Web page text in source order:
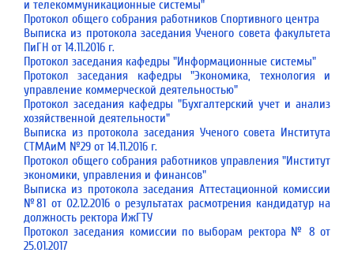
и телекоммуникационные системы"
Протокол общего собрания работников Спортивного центра
Выписка из протокола заседания Ученого совета факультета
ПиГН от 14.11.2016 г.
Протокол заседания кафедры "Информационные системы"
Протокол заседания кафедры "Экономика, технология и
управление коммерческой деятельностью"
Протокол заседания кафедры "Бухгалтерский учет и анализ
хозяйственной деятельности"
Выписка из протокола заседания Ученого совета Института
СТМАиМ №29 от 14.11.2016 г.
Протокол общего собрания работников управления "Институт
экономики, управления и финансов"
Выписка из протокола заседания Аттестационной комиссии
№81 от 02.12.2016 о результатах расмотрения кандидатур на
должность ректора ИжГТУ
Протокол заседания комиссии по выборам ректора № 8 от
25.01.2017